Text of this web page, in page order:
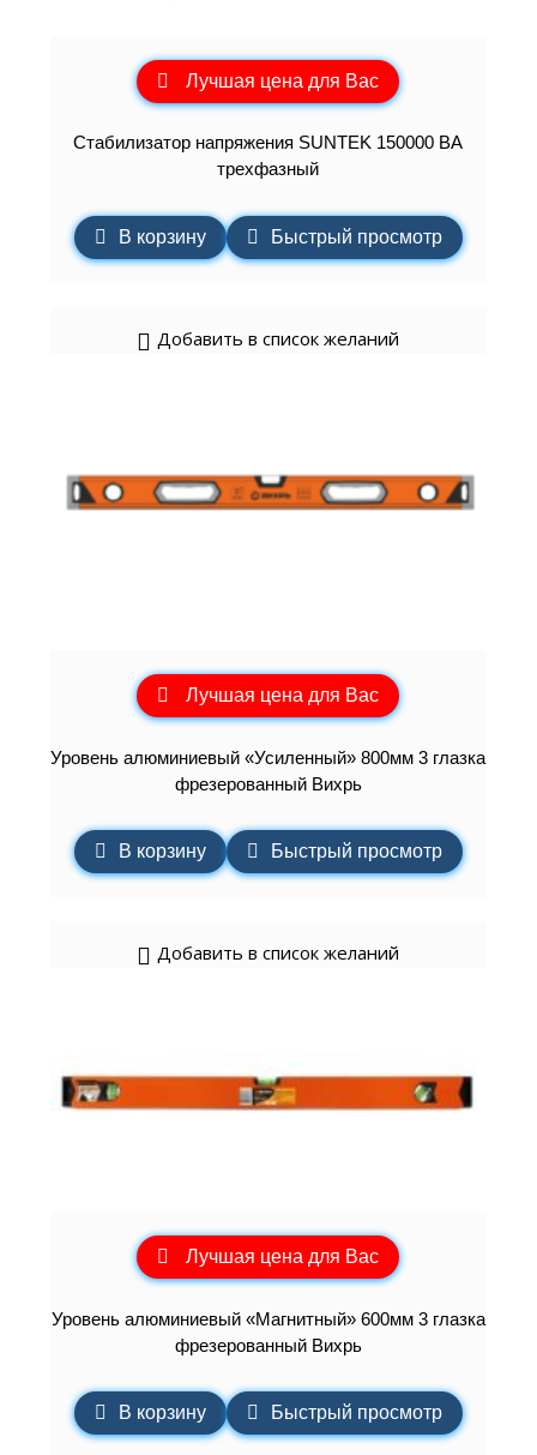
Лучшая цена для Вас
Стабилизатор напряжения SUNTEK 150000 ВА
трехфазный
В корзину Быстрый просмотр
Добавить в список желаний
Лучшая цена для Вас
Уровень алюминиевый «Усиленный» 800мм 3 глазка
фрезерованный Вихрь
В корзину Быстрый просмотр
Добавить в список желаний
Лучшая цена для Вас
Уровень алюминиевый «Магнитный» 600мм 3 глазка
фрезерованный Вихрь
В корзину Быстрый просмотр